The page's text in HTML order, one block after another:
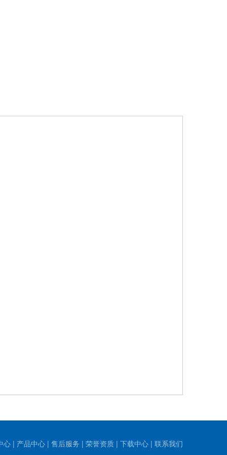
心 | 产品中心 | 售后服务 | 荣誉资质 | 下载中心 | 联系我们